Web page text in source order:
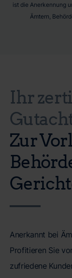
ist die Anerkennung
Ämtern,
Ihr
Zur
Anerkannt bei
Profitieren Sie
zufriedene